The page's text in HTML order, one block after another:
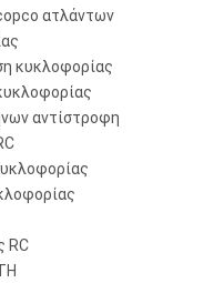
ατλάντων
κυκλοφορίας
αντίστροφη
RC